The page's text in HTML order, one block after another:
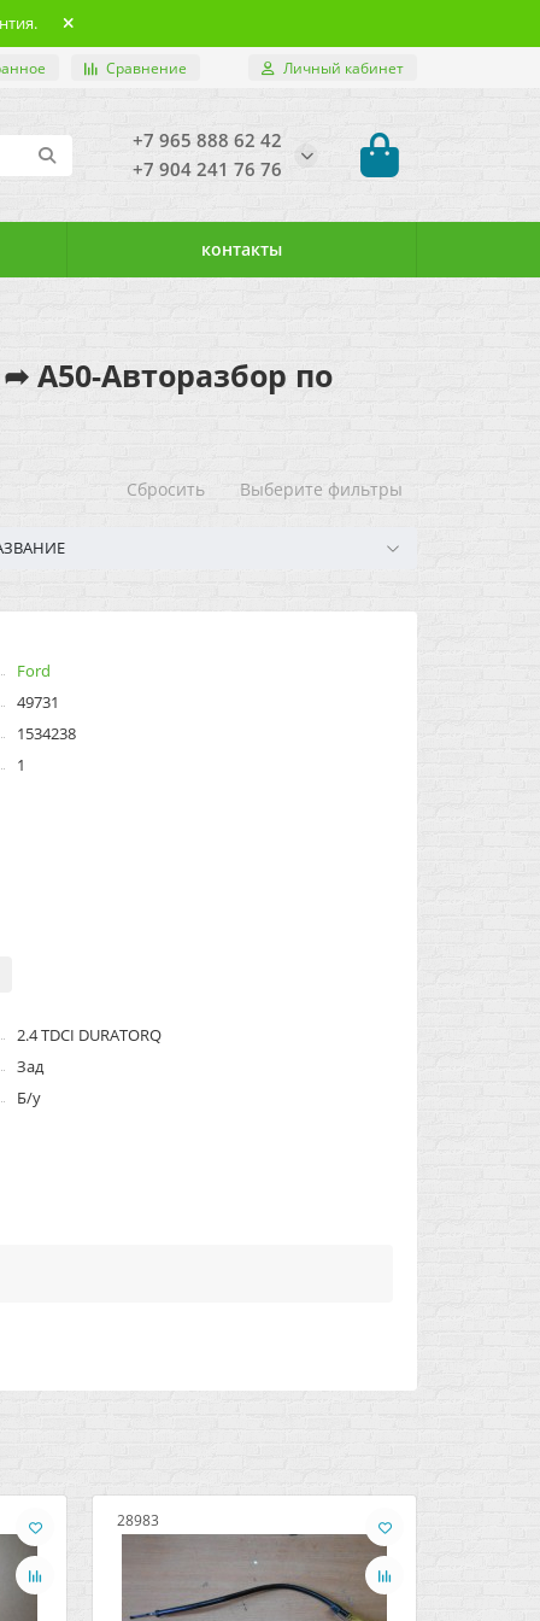
Сравнение Личный кабинет
+7 965 888 62 42
+7 904 241 76 76
контакты
А50-Авторазбор по
Сбросить Выберите фильтры
Ford
49731
1534238
1
2.4 TDCI DURATORQ
Зад
Б/у
28983